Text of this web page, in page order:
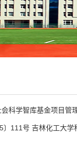
科学智库基金项目管
〕111号 吉林化工大学